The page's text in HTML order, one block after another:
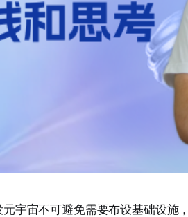
元宇宙不可避免需要布设基础设施